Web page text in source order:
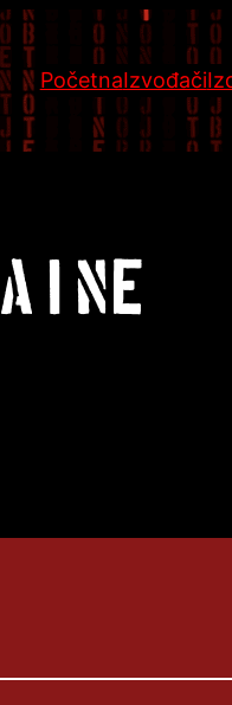
PočetnaIzvođači
I NE